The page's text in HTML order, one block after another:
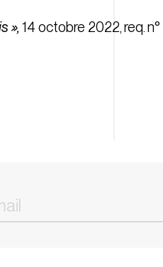
»,14 octobre 2022, req.